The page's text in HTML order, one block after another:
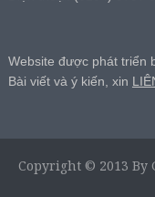
Website được phát triển
Bài viết và ý kiến, xin
Copyright © 2013 By